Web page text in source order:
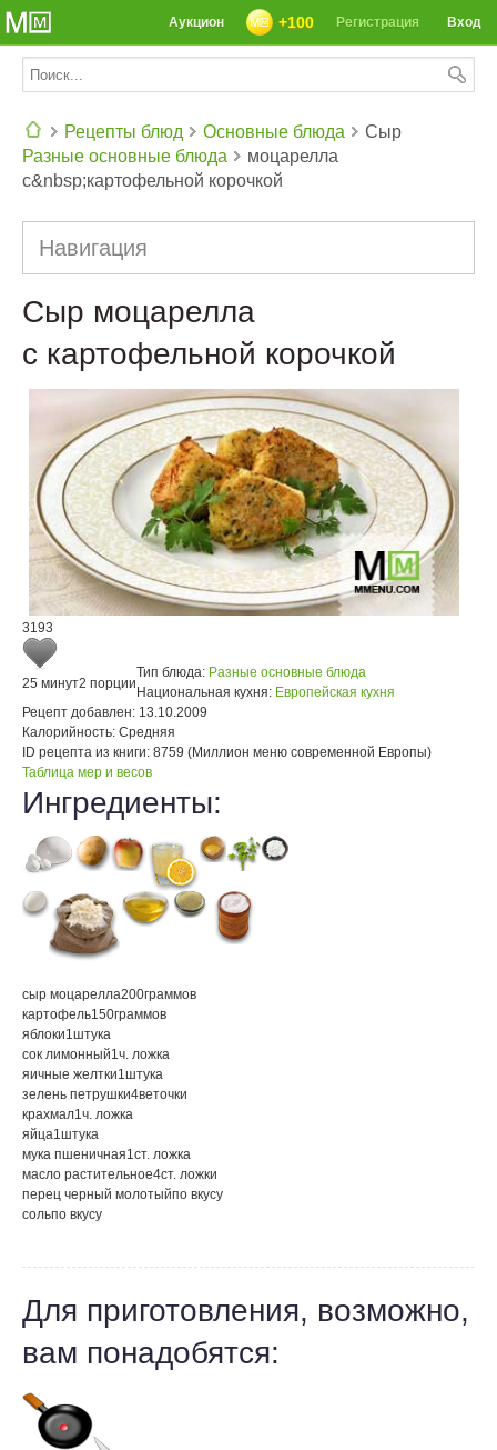
СЕГОДНЯ: 39142 РЕЦЕПТА
Вход
Регистрация
+100
Аукцион
Рецепты блюд
Основные блюда
Разные основные блюда
Сыр
моцарелла
с&nbsp;картофельной корочкой
Навигация
Сыр моцарелла
с картофельной корочкой
3193
25 минут2 порции
Тип блюда: Разные основные блюда
Национальная кухня: Европейская кухня
Рецепт добавлен: 13.10.2009
Калорийность: Средняя
ID рецепта из книги: 8759 (Миллион меню современной Европы)
Таблица мер и весов
Ингредиенты:
сыр моцарелла200граммов
картофель150граммов
яблоки1штука
сок лимонный1ч. ложка
яичные желтки1штука
зелень петрушки4веточки
крахмал1ч. ложка
яйца1штука
мука пшеничная1ст. ложка
масло растительное4ст. ложки
перец черный молотыйпо вкусу
сольпо вкусу
Для приготовления, возможно,
вам понадобятся: